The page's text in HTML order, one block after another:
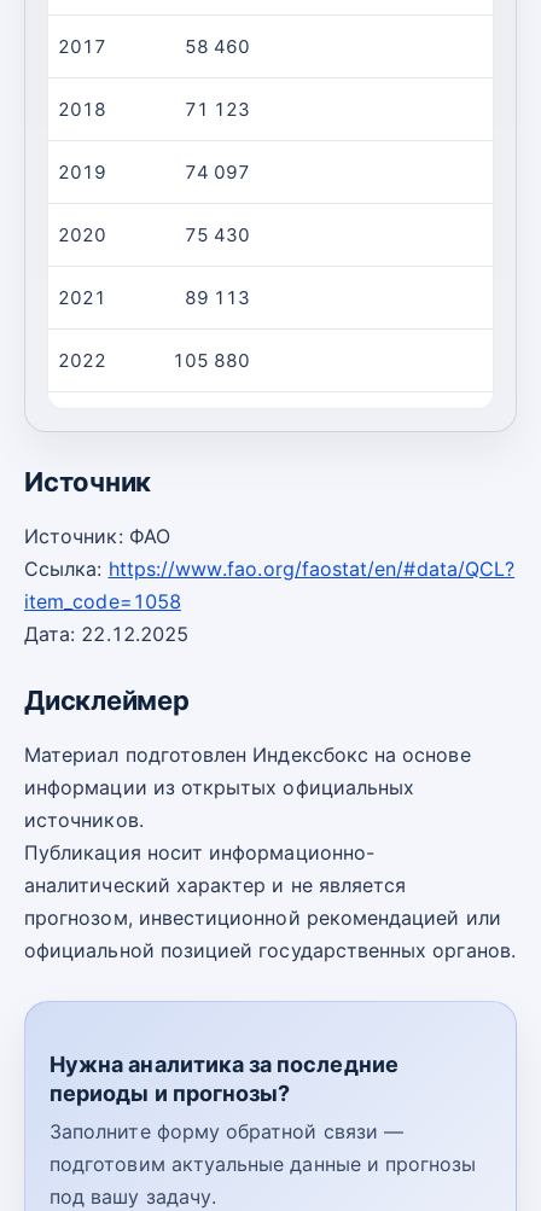
2017 58 460
2018 71 123
2019 74 097
2020 75 430
2021 89 113
2022 105 880
Источник
Источник: ФАО
Ссылка: https://www.fao.org/faostat/en/#data/QCL?
item_code=1058
Дата: 22.12.2025
Дисклеймер
Материал подготовлен Индексбокс на основе
информации из открытых официальных
источников.
Публикация носит информационно-
аналитический характер и не является
прогнозом, инвестиционной рекомендацией или
официальной позицией государственных органов.
Нужна аналитика за последние
периоды и прогнозы?
Заполните форму обратной связи —
подготовим актуальные данные и прогнозы
под вашу задачу.